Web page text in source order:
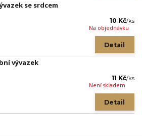
se srdcem
10 Kč/ks
Na objednávku
Detail
vývazek
11 Kč/ks
Není skladem
Detail